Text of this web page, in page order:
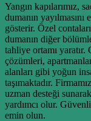
Yangın kapılarımız,
dumanın
gösterir. Özel
dumanın diğer
tahliye ortamı yaratır.
çözümleri,
alanları gibi yoğun
taşımaktadır.
uzman desteği
yardımcı olur.
emin olun.